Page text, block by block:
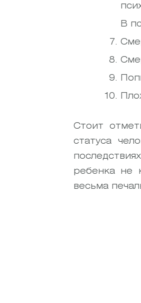
В
Стоит
статуса
ребенка не
весьма